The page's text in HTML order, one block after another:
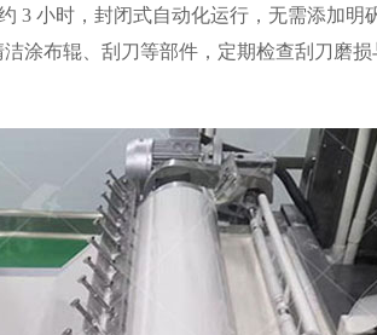
3 小时，封闭式自动化运行，无需添加明
涂布辊、刮刀等部件，定期检查刮刀磨